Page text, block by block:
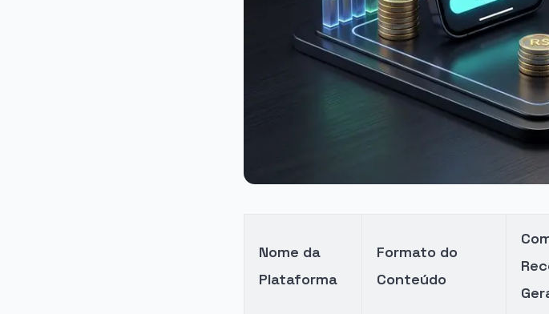
Nome da
Plataforma
Formato do
Conteúdo